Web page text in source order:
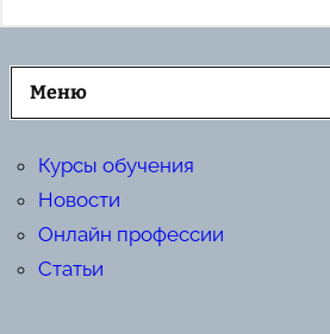
Меню
Курсы обучения
Новости
Онлайн профессии
Статьи